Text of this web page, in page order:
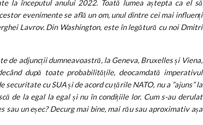
la începutul anului 2022. Toată lumea aștepta ca el să
evenimente se află un om, unul dintre cei mai influenți
Lavrov. Din Washington, este în legătură cu noi Dmitri
de adjuncții dumneavoastră, la Geneva, Bruxelles și Viena,
după toate probabilitățile, deocamdată imperativul
cu SUA și de acord cu țările NATO, nu a ”ajuns” la
de la egal la egal și nu în condițiile lor. Cum s-au derulat
un eșec? Decurg mai bine, mai rău sau aproximativ așa